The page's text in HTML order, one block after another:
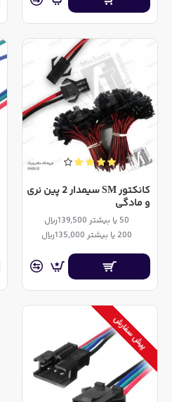
کانکتور SM سیمدار 2 پین نری
و مادگی
50 یا بیشتر 139,500ریال
200 یا بیشتر 135,000ریال
پیش سفارش